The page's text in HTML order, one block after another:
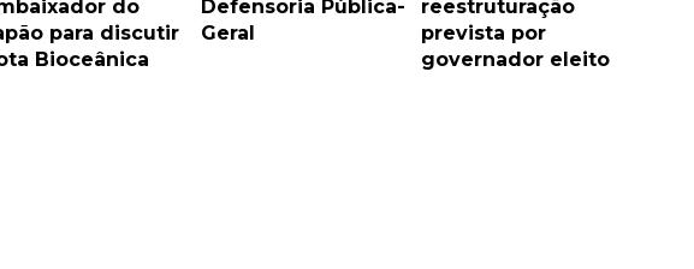
do
para discutir
Bioceânica
Defensoria Pública-
Geral
reestruturação
prevista por
governador eleito